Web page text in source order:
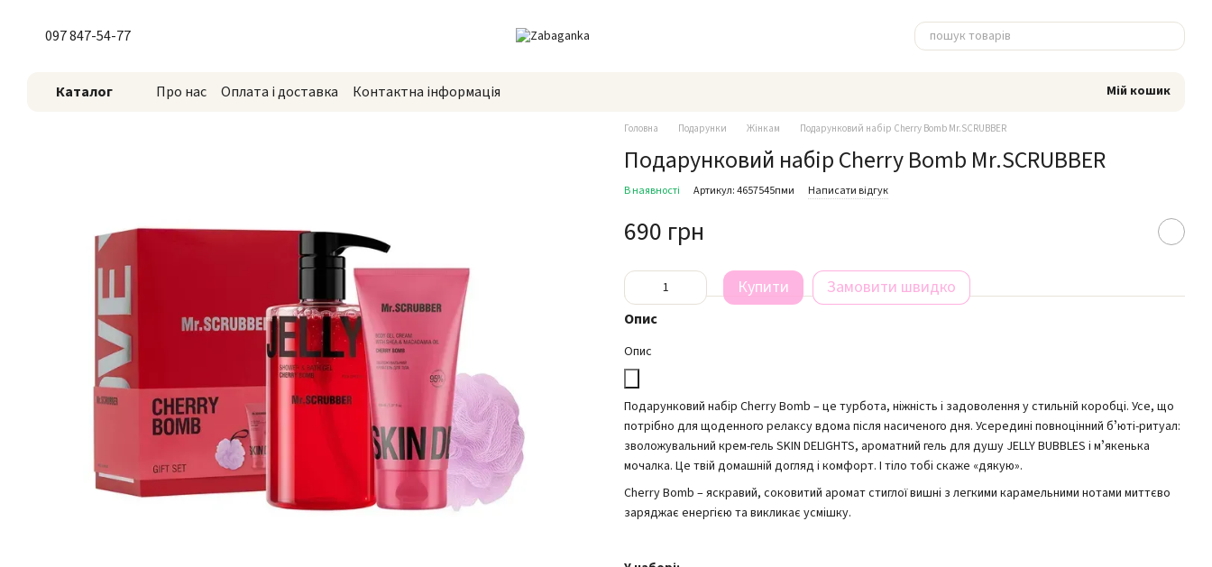
097 847-54-77
Каталог Про нас Оплата і доставка Контактна інформація Мій кошик
Головна Подарунки Жінкам Подарунковий набір Cherry Bomb Mr.SCRUBBER
Подарунковий набір Cherry Bomb Mr.SCRUBBER
В наявності Артикул: 4657545пми Написати відгук
690 грн
Купити Замовити швидко
Опис
Опис
Подарунковий набір Cherry Bomb – це турбота, ніжність і задоволення у стильній коробці. Усе, що
потрібно для щоденного релаксу вдома після насиченого дня. Усередині повноцінний бʼюті-ритуал:
зволожувальний крем-гель SKIN DELIGHTS, ароматний гель для душу JELLY BUBBLES і мʼякенька
мочалка. Це твій домашній догляд і комфорт. І тіло тобі скаже «дякую».
Cherry Bomb – яскравий, соковитий аромат стиглої вишні з легкими карамельними нотами миттєво
заряджає енергією та викликає усмішку.